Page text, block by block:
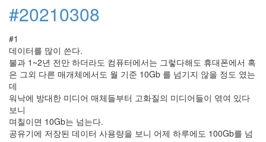
#20210308
#1
데이터를 많이 쓴다.
불과 1~2년 전만 하더라도 컴퓨터에서는 그렇다해도 휴대폰에서 혹
은 그외 다른 매개체에서도 월 기준 10Gb 를 넘기지 않을 정도 였는
데
워낙에 방대한 미디어 매체들부터 고화질의 미디어들이 엮여 있다
보니
며칠이면 10Gb는 넘는다.
공유기에 저장된 데이터 사용량을 보니 어제 하루에도 100Gb를 넘
2011
년
월
4
2011
년
4
월
6
2011